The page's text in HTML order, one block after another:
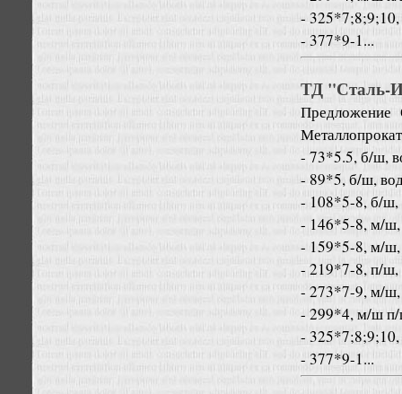
-
- 377*9-1...
ТД "Сталь-
Предложение
- 73*5.5, б/ш,
- 89*5, б/ш,
- 108*5-8, б/ш,
- 146*5-8, м/ш,
- 159*5-8, м/ш,
- 219*7-8, п/ш,
- 273*7-9, м/ш,
- 299*4, м/ш п/
-
- 377*9-1...